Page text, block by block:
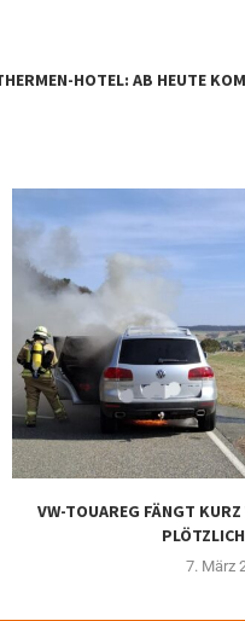
HOTEL: AB HEUTE
VW-TOUAREG FÄNGT
7. März